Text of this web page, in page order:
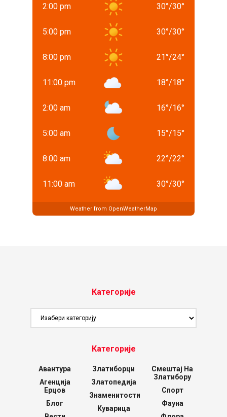
2:00 pm 30°/30°
5:00 pm 30°/30°
8:00 pm 21°/24°
11:00 pm 18°/18°
2:00 am 16°/16°
5:00 am 15°/15°
8:00 am 22°/22°
11:00 am 30°/30°
Weather from OpenWeatherMap
Категорије
Категорије
Категорије
Авантура
Агенција
Ерцов
Блог
Златиборци
Златопедија
Знаменитости
Куварица
Смештај На
Златибору
Спорт
Фауна